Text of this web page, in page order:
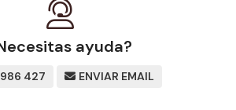
ayuda?
986 427 ENVIAR EMAIL